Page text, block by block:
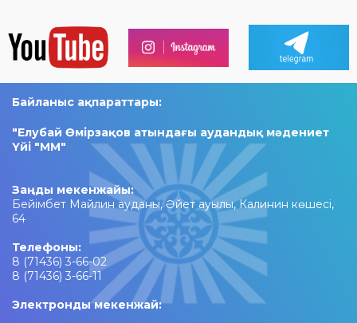
Байланыс ақпараттары:
"Елубай Өмірзақов атындағы аудандық мәдениет
Үйі "ММ"​
Заңды мекенжайы:
Бейімбет Майлин ауданы, Әйет ауылы, Калинин көшесі,
64
Телефоны:
8 (71436) 3-66-02
8 (71436) 3-66-11
Электронды мекенжай: